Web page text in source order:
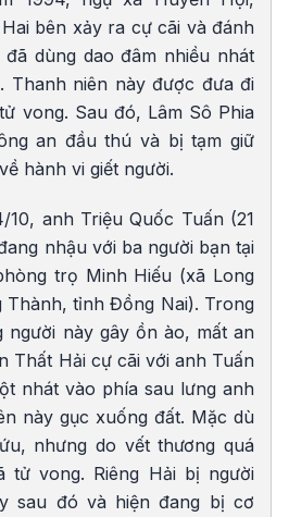
bên xảy ra cự cãi và đánh
đã dùng dao đâm nhiều nhát
Thanh niên này được đưa đi
vong. Sau đó, Lâm ​Sô Phia
an đầu thú và bị tạm giữ
hành vi giết người.
10, anh Triệu Quốc Tuấn (21
nhậu với ba người bạn tại
trọ Minh Hiếu (xã Long
Thành, tỉnh Đồng Nai). Trong
người này gây ồn ào, mất an
Thất Hải cự cãi với anh Tuấn
nhát vào phía sau lưng anh
này gục xuống đất. Mặc dù
nhưng do vết thương quá
tử vong. Riêng Hải bị người
sau đó và hiện đang bị cơ